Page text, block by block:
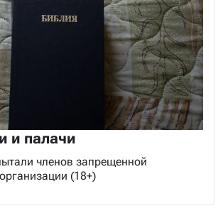
и палачи
членов запрещенной
(18+)